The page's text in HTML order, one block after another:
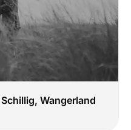
Wangerland